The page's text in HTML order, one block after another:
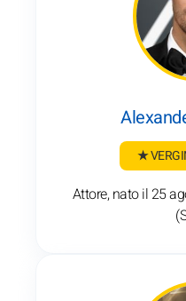
★
Attore, nato il 25